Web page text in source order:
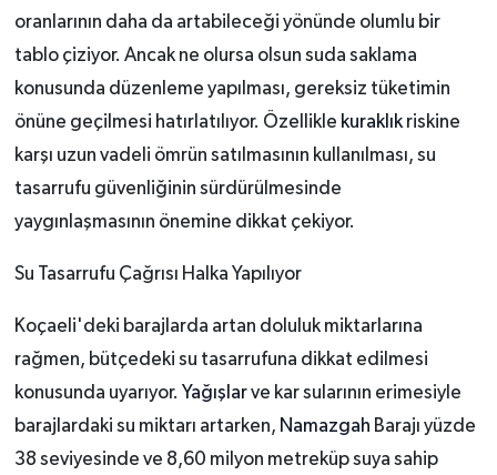
oranlarının daha da artabileceği yönünde olumlu bir
tablo çiziyor. Ancak ne olursa olsun suda saklama
konusunda düzenleme yapılması, gereksiz tüketimin
önüne geçilmesi hatırlatılıyor. Özellikle kuraklıkriskine
karşı uzun vadeli ömrün satılmasının kullanılması, su
tasarrufu güvenliğinin sürdürülmesinde
yaygınlaşmasının önemine dikkat çekiyor.
Su Tasarrufu Çağrısı Halka Yapılıyor
Koçaeli'deki barajlarda artan doluluk miktarlarına
rağmen, bütçedeki su tasarrufuna dikkat edilmesi
konusunda uyarıyor. Yağışlarve kar sularının erimesiyle
barajlardaki su miktarı artarken, Namazgah Barajı yüzde
38 seviyesinde ve 8,60 milyon metreküp suya sahip